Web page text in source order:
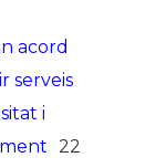
acord
serveis
i
22